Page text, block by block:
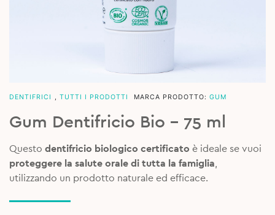
DENTIFRICI TUTTI I PRODOTTI MARCA PRODOTTO: GUM
Gum Dentifricio Bio – 75 ml
Questo dentifricio biologico certificato è ideale se vuoi
proteggere la salute orale di tutta la famiglia
utilizzando un prodotto naturale ed efficace.